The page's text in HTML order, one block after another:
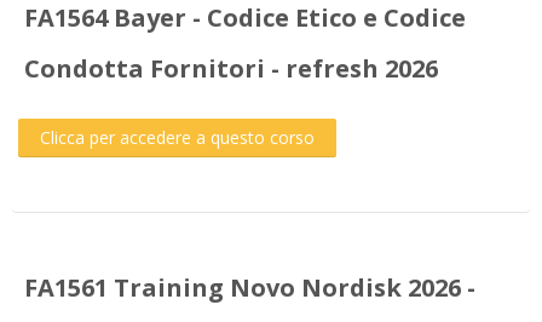
FA1564 Bayer - Codice Etico e Codice
Condotta Fornitori - refresh 2026
Clicca per accedere a questo corso
FA1561 Training Novo Nordisk 2026 -